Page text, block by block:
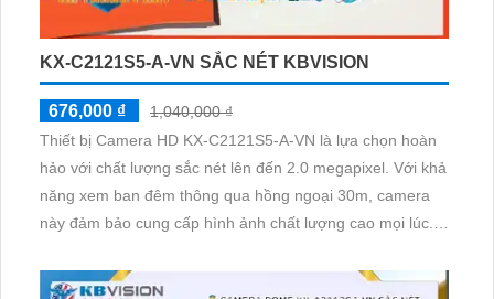
KX-C2121S5-A-VN SẮC NÉT KBVISION
676,000 ₫
1,040,000 ₫
Thiết bị Camera HD KX-C2121S5-A-VN là lựa chọn hoàn
hảo với chất lượng sắc nét lên đến 2.0 megapixel. Với khả
năng xem ban đêm thông qua hồng ngoại 30m, camera
này đảm bảo cung cấp hình ảnh chất lượng cao mọi lúc.
độ phân giải cao, thuận tiện cho việc giám sát